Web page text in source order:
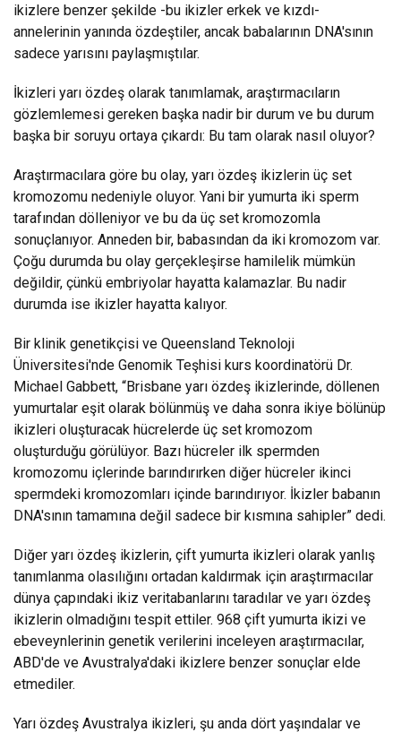
ikizlere benzer şekilde -bu ikizler erkek ve kızdı-
annelerinin yanında özdeştiler, ancak babalarının DNA'sının
sadece yarısını paylaşmıştılar.
İkizleri yarı özdeş olarak tanımlamak, araştırmacıların
gözlemlemesi gereken başka nadir bir durum ve bu durum
başka bir soruyu ortaya çıkardı: Bu tam olarak nasıl oluyor?
Araştırmacılara göre bu olay, yarı özdeş ikizlerin üç set
kromozomu nedeniyle oluyor. Yani bir yumurta iki sperm
tarafından dölleniyor ve bu da üç set kromozomla
sonuçlanıyor. Anneden bir, babasından da iki kromozom var.
Çoğu durumda bu olay gerçekleşirse hamilelik mümkün
değildir, çünkü embriyolar hayatta kalamazlar. Bu nadir
durumda ise ikizler hayatta kalıyor.
Bir klinik genetikçisi ve Queensland Teknoloji
Üniversitesi'nde Genomik Teşhisi kurs koordinatörü Dr.
Michael Gabbett, “Brisbane yarı özdeş ikizlerinde, döllenen
yumurtalar eşit olarak bölünmüş ve daha sonra ikiye bölünüp
ikizleri oluşturacak hücrelerde üç set kromozom
oluşturduğu görülüyor. Bazı hücreler ilk spermden
kromozomu içlerinde barındırırken diğer hücreler ikinci
spermdeki kromozomları içinde barındırıyor. İkizler babanın
DNA'sının tamamına değil sadece bir kısmına sahipler” dedi.
Diğer yarı özdeş ikizlerin, çift yumurta ikizleri olarak yanlış
tanımlanma olasılığını ortadan kaldırmak için araştırmacılar
dünya çapındaki ikiz veritabanlarını taradılar ve yarı özdeş
ikizlerin olmadığını tespit ettiler. 968 çift yumurta ikizi ve
ebeveynlerinin genetik verilerini inceleyen araştırmacılar,
ABD'de ve Avustralya'daki ikizlere benzer sonuçlar elde
etmediler.
Yarı özdeş Avustralya ikizleri, şu anda dört yaşındalar ve